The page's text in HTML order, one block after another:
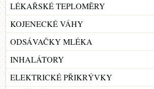
LÉKAŘSKÉ TEPLOMĚRY
KOJENECKÉ VÁHY
ODSÁVAČKY MLÉKA
INHALÁTORY
ELEKTRICKÉ PŘIKRÝVKY